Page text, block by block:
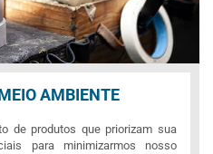
AMBIENTE
de produtos que priorizam sua
para minimizarmos nosso